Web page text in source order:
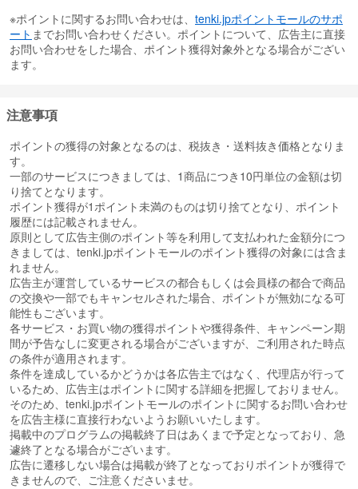
※ポイントに関するお問い合わせは、 tenki.jpポイントモールのサポ
ート までお問い合わせください。ポイントについて、広告主に直接
お問い合わせをした場合、ポイント獲得対象外となる場合がござい
ます。
注意事項
ポイントの獲得の対象となるのは、税抜き・送料抜き価格となりま
す。
一部のサービスにつきましては、1商品につき10円単位の金額は切
り捨てとなります。
ポイント獲得が1ポイント未満のものは切り捨てとなり、ポイント
履歴には記載されません。
原則として広告主側のポイント等を利用して支払われた金額分につ
きましては、tenki.jpポイントモールのポイント獲得の対象には含ま
れません。
広告主が運営しているサービスの都合もしくは会員様の都合で商品
の交換や一部でもキャンセルされた場合、ポイントが無効になる可
能性もございます。
各サービス・お買い物の獲得ポイントや獲得条件、キャンペーン期
間が予告なしに変更される場合がございますが、ご利用された時点
の条件が適用されます。
条件を達成しているかどうかは各広告主ではなく、代理店が行って
いるため、広告主はポイントに関する詳細を把握しておりません。
そのため、tenki.jpポイントモールのポイントに関するお問い合わせ
を広告主様に直接行わないようお願いいたします。
掲載中のプログラムの掲載終了日はあくまで予定となっており、急
遽終了となる場合がございます。
広告に遷移しない場合は掲載が終了となっておりポイントが獲得で
きませんので、ご注意くださいませ。